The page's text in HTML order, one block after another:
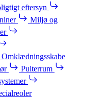
eftersyn
Miljø og
Omklædningsskabe
Pulterrum